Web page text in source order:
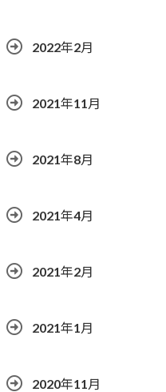
2022年2月
2021年11月
2021年8月
2021年4月
2021年2月
2021年1月
2020年11月